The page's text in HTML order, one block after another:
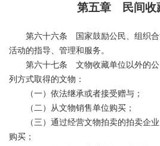
第五章 民间收
第六十六条 国家鼓励公民、组织合
活动的指导、管理和服务。
第六十七条 文物收藏单位以外的公
列方式取得的文物：
（一）依法继承或者接受赠与；
（二）从文物销售单位购买；
（三）通过经营文物拍卖的拍卖企业
购买；